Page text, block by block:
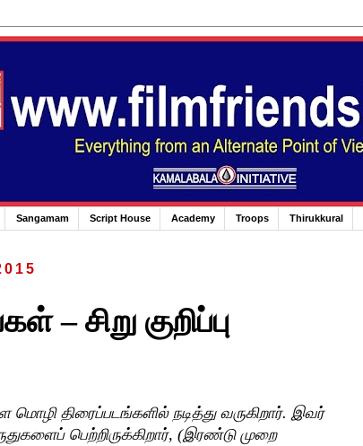
Sangamam Script House Academy Troops Thirukkural
சிறு குறிப்பு
திரைப்படங்களில் நடித்து வருகிறார். இவர்
பெற்றிருக்கிறார், (இரண்டு முறை